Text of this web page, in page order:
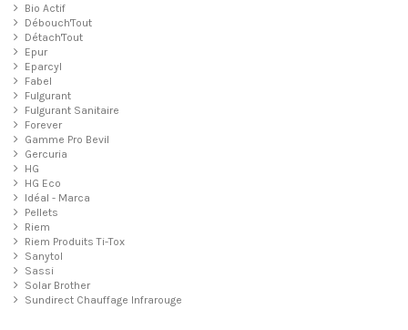
Bio Actif
Débouch'Tout
Détach'Tout
Epur
Eparcyl
Fabel
Fulgurant
Fulgurant Sanitaire
Forever
Gamme Pro Bevil
Gercuria
HG
HG Eco
Idéal - Marca
Pellets
Riem
Riem Produits Ti-Tox
Sanytol
Sassi
Solar Brother
Sundirect Chauffage Infrarouge